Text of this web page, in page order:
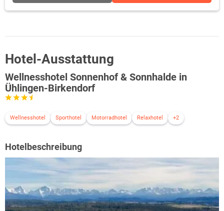
Hotel-Ausstattung
Wellnesshotel Sonnenhof & Sonnhalde in
Ühlingen-Birkendorf
Wellnesshotel Sporthotel Motorradhotel Relaxhotel +2
Hotelbeschreibung